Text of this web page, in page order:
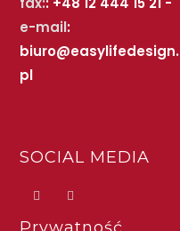
e-mail:
biuro@easylifedesign.
pl
SOCIAL MEDIA